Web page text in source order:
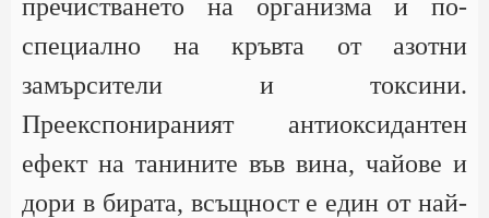
пречистването на организма и по-
специално на кръвта от азотни
замърсители и токсини.
Преекспонираният антиоксидантен
ефект на танините във вина, чайове и
дори в бирата, всъщност е един от най-